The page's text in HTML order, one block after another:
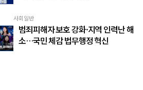
사회일반
범죄피해자 보호 강화·지역 인력난 해
소…국민 체감 법무행정 혁신